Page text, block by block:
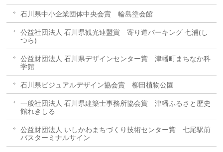
石川県中小企業団体中央会賞 輪島塗会館
公益社団法人 石川県観光連盟賞 寄り道パーキング 七浦(し
つら)
公益財団法人 石川県デザインセンター賞 津幡町まちなか科
学館
石川県ビジュアルデザイン協会賞 柳田植物公園
一般社団法人 石川県建築士事務所協会賞 津幡ふるさと歴史
館れきしる
公益財団法人 いしかわまちづくり技術センター賞 七尾駅前
バスターミナルサイン